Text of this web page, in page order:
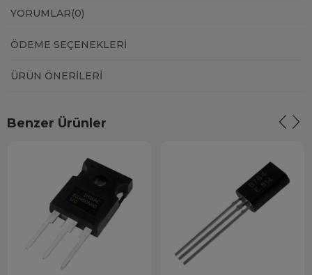
YORUMLAR(0)
ÖDEME SEÇENEKLERI
ÜRÜN ÖNERILERI
Benzer Ürünler